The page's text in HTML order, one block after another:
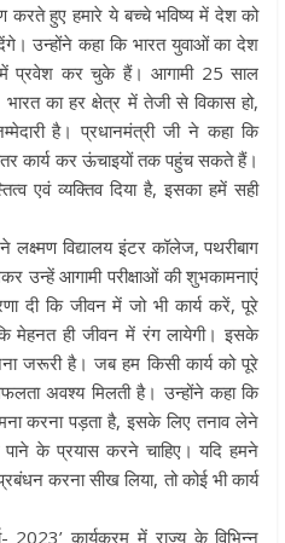
हुए हमारे ये बच्चे भविष्य में देश को
उन्होंने कहा कि भारत युवाओं का देश
प्रवेश कर चुके हैं। आगामी 25 साल
का हर क्षेत्र में तेजी से विकास हो,
है। प्रधानमंत्री जी ने कहा कि
कार्य कर ऊंचाइयों तक पहुंच सकते हैं।
एवं व्यक्तिव दिया है, इसका हमें सही
लक्ष्मण विद्यालय इंटर कॉलेज, पथरीबाग
उन्हें आगामी परीक्षाओं की शुभकामनाएं
दी कि जीवन में जो भी कार्य करें, पूरे
मेहनत ही जीवन में रंग लायेगी। इसके
जरूरी है। जब हम किसी कार्य को पूरे
अवश्य मिलती है। उन्होंने कहा कि
करना पड़ता है, इसके लिए तनाव लेने
के प्रयास करने चाहिए। यदि हमने
करना सीख लिया, तो कोई भी कार्य
2023’ कार्यक्रम में राज्य के विभिन्न